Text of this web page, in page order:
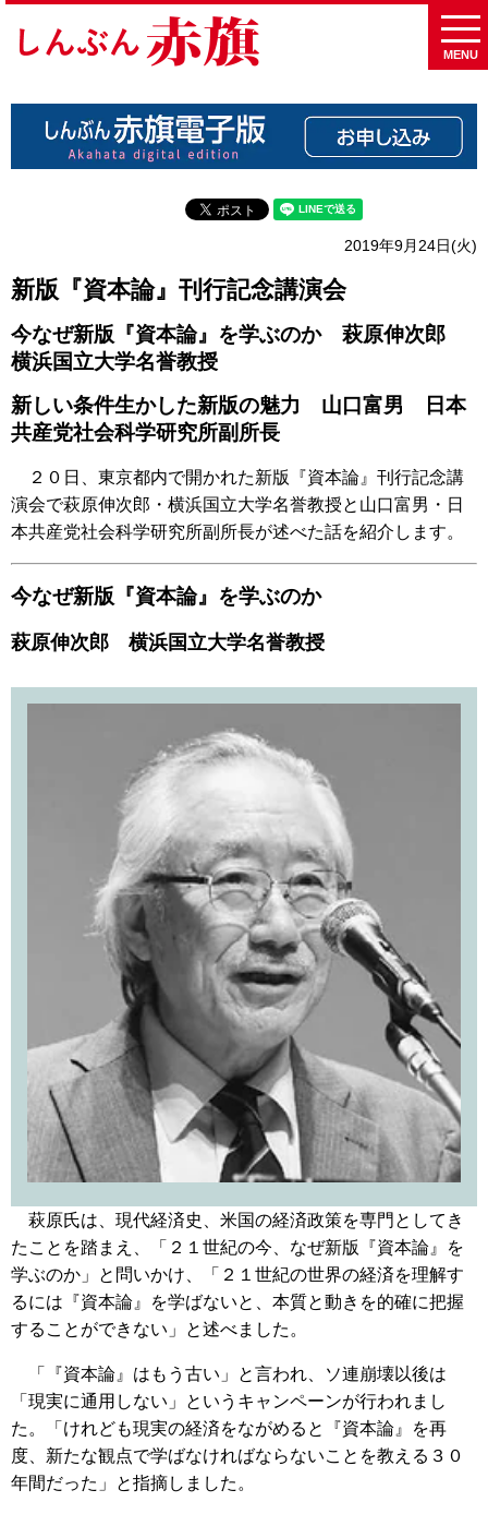
MENU
2019年9月24日(火)
新版『資本論』刊行記念講演会
今なぜ新版『資本論』を学ぶのか 萩原伸次郎
横浜国立大学名誉教授
新しい条件生かした新版の魅力 山口富男 日本
共産党社会科学研究所副所長
２０日、東京都内で開かれた新版『資本論』刊行記念講
演会で萩原伸次郎・横浜国立大学名誉教授と山口富男・日
本共産党社会科学研究所副所長が述べた話を紹介します。
今なぜ新版『資本論』を学ぶのか
萩原伸次郎 横浜国立大学名誉教授
萩原氏は、現代経済史、米国の経済政策を専門としてき
たことを踏まえ、「２１世紀の今、なぜ新版『資本論』を
学ぶのか」と問いかけ、「２１世紀の世界の経済を理解す
るには『資本論』を学ばないと、本質と動きを的確に把握
することができない」と述べました。
「『資本論』はもう古い」と言われ、ソ連崩壊以後は
「現実に通用しない」というキャンペーンが行われまし
た。「けれども現実の経済をながめると『資本論』を再
度、新たな観点で学ばなければならないことを教える３０
年間だった」と指摘しました。